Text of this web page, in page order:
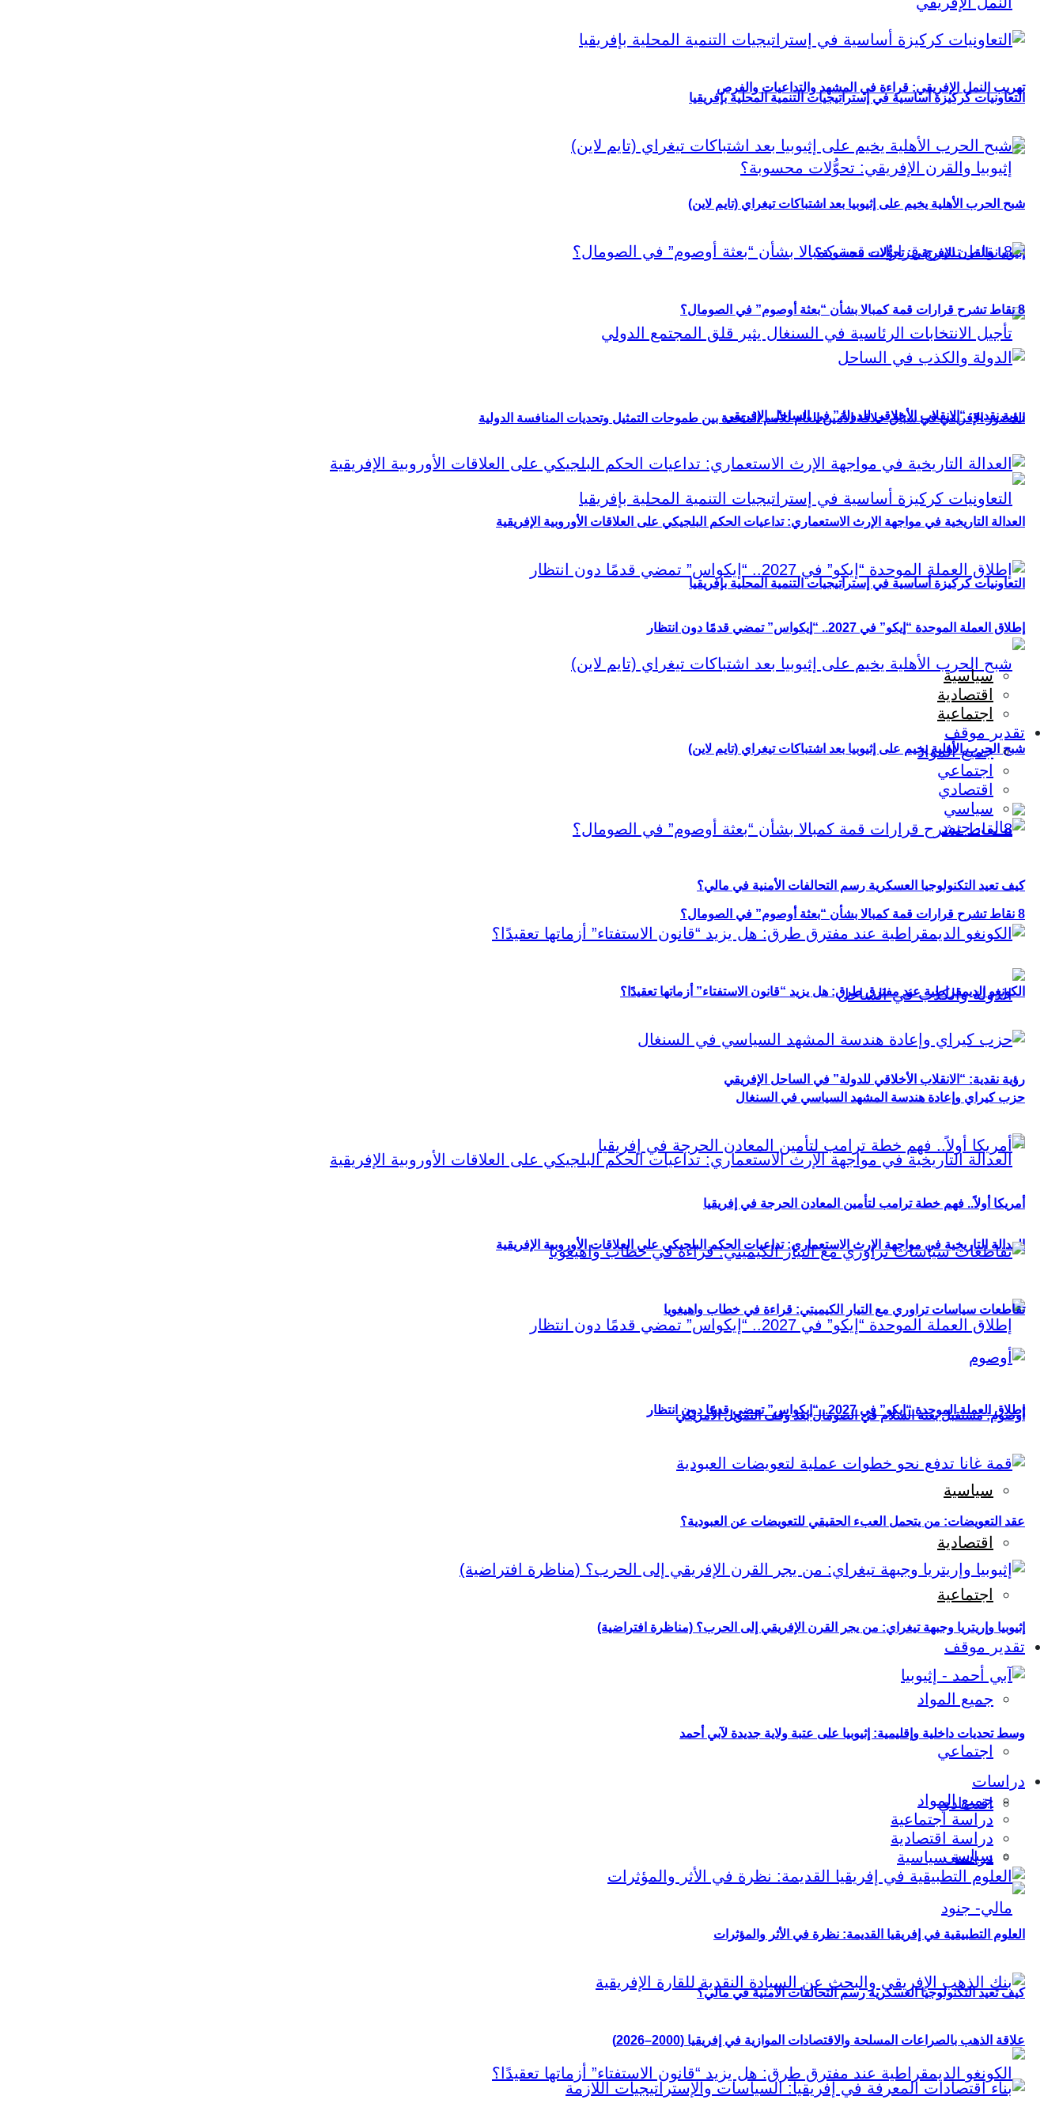
تهريب النمل الإفريقي: قراءة في المشهد والتداعيات والفرص
إثيوبيا والقرن الإفريقي: تحوُّلات محسوبة؟
الحضور الإفريقي في سباق خلافة الأمين العام للأمم المتحدة بين طموحات التمثيل وتحديات المنافسة الدولية
التعاونيات كركيزة أساسية في إستراتيجيات التنمية المحلية بإفريقيا
شبح الحرب الأهلية يخيم على إثيوبيا بعد اشتباكات تيغراي (تايم لاين)
8 نقاط تشرح قرارات قمة كمبالا بشأن “بعثة أوصوم” في الصومال؟
رؤية نقدية: “الانقلاب الأخلاقي للدولة” في الساحل الإفريقي
العدالة التاريخية في مواجهة الإرث الاستعماري: تداعيات الحكم البلجيكي على العلاقات الأوروبية الإفريقية
إطلاق العملة الموحدة “إيكو” في 2027.. “إيكواس” تمضي قدمًا دون انتظار
سياسية
اقتصادية
اجتماعية
تقدير موقف
جميع المواد
اجتماعي
اقتصادي
سياسي
كيف تعيد التكنولوجيا العسكرية رسم التحالفات الأمنية في مالي؟
التعاونيات كركيزة أساسية في إستراتيجيات التنمية المحلية بإفريقيا
شبح الحرب الأهلية يخيم على إثيوبيا بعد اشتباكات تيغراي (تايم لاين)
8 نقاط تشرح قرارات قمة كمبالا بشأن “بعثة أوصوم” في الصومال؟
رؤية نقدية: “الانقلاب الأخلاقي للدولة” في الساحل الإفريقي
العدالة التاريخية في مواجهة الإرث الاستعماري: تداعيات الحكم البلجيكي على العلاقات الأوروبية الإفريقية
إطلاق العملة الموحدة “إيكو” في 2027.. “إيكواس” تمضي قدمًا دون انتظار
سياسية
اقتصادية
اجتماعية
تقدير موقف
جميع المواد
اجتماعي
اقتصادي
سياسي
كيف تعيد التكنولوجيا العسكرية رسم التحالفات الأمنية في مالي؟
الكونغو الديمقراطية عند مفترق طرق: هل يزيد “قانون الاستفتاء” أزماتها تعقيدًا؟
حزب كيراي وإعادة هندسة المشهد السياسي في السنغال
أمريكا أولاً.. فهم خطة ترامب لتأمين المعادن الحرجة في إفريقيا
تقاطعات سياسات تراوري مع التيار الكيميتي: قراءة في خطاب واهيغويا
أوصوم: مستقبل بعثة السلام في الصومال بعد وقف التمويل الأمريكي
عقد التعويضات: من يتحمل العبء الحقيقي للتعويضات عن العبودية؟
إثيوبيا وإريتريا وجبهة تيغراي: من يجر القرن الإفريقي إلى الحرب؟ (مناظرة افتراضية)
وسط تحديات داخلية وإقليمية: إثيوبيا على عتبة ولاية جديدة لآبي أحمد
دراسات
جميع المواد
دراسة اجتماعية
دراسة اقتصادية
دراسة سياسية
العلوم التطبيقية في إفريقيا القديمة: نظرة في الأثر والمؤثرات
علاقة الذهب بالصراعات المسلحة والاقتصادات الموازية في إفريقيا (2000–2026)